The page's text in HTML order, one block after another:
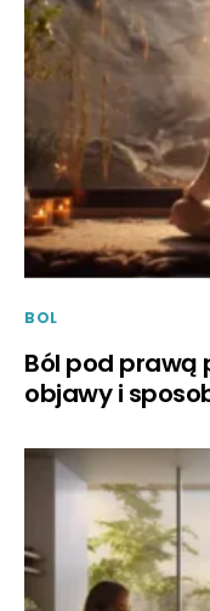
BOL
Ból pod prawą
objawy i